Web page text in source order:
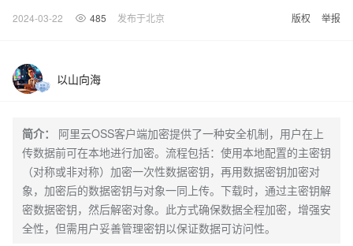
2024-03-22 485 发布于北京 版权 举报
以山向海
简介：
阿里云OSS客户端加密提供了一种安全机制，用户在上
传数据前可在本地进行加密。流程包括：使用本地配置的主密钥
（对称或非对称）加密一次性数据密钥，再用数据密钥加密对
象，加密后的数据密钥与对象一同上传。下载时，通过主密钥解
密数据密钥，然后解密对象。此方式确保数据全程加密，增强安
全性，但需用户妥善管理密钥以保证数据可访问性。